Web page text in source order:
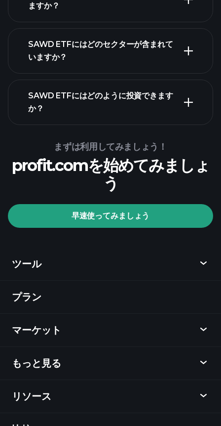
ますか？
保有資産
SAWD ETFにはどのセクターが含まれて
いますか？
SAWD ETFにはどのように投資できます
か？
Playtradeトーナメント
まずは利用してみましょう！
profit.comを始めてみましょ
う
早速使ってみましょう
ツール
ディスカバー
チャート
ニュース
ラーニングハブ
プラン
マーケット
概要
外国為替
指数
もっと見る
アフィリエイトプログラム
リソース